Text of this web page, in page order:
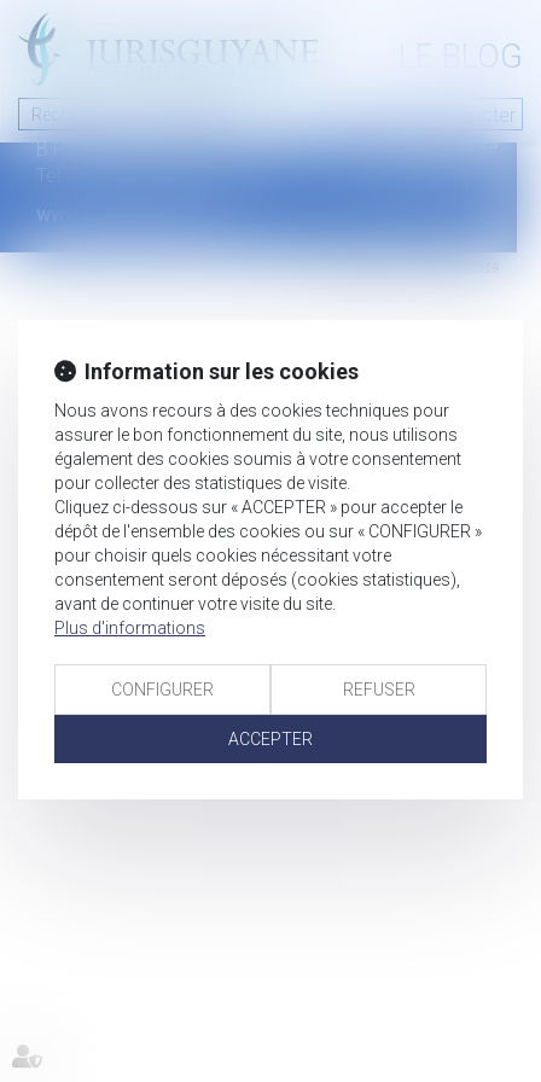
LE BLOG
Nous contacter
46 avenue de la liberté
B.P.315 - 97327 Cayenne Cedex
Tel : +594 594 29 45 35
www.jurisguyane.com
Mentions légales
Information sur les cookies
Nous avons recours à des cookies techniques pour
assurer le bon fonctionnement du site, nous utilisons
également des cookies soumis à votre consentement
pour collecter des statistiques de visite.
Cliquez ci-dessous sur « ACCEPTER » pour accepter le
dépôt de l'ensemble des cookies ou sur « CONFIGURER »
pour choisir quels cookies nécessitant votre
consentement seront déposés (cookies statistiques),
avant de continuer votre visite du site.
Plus d'informations
CONFIGURER REFUSER
ACCEPTER